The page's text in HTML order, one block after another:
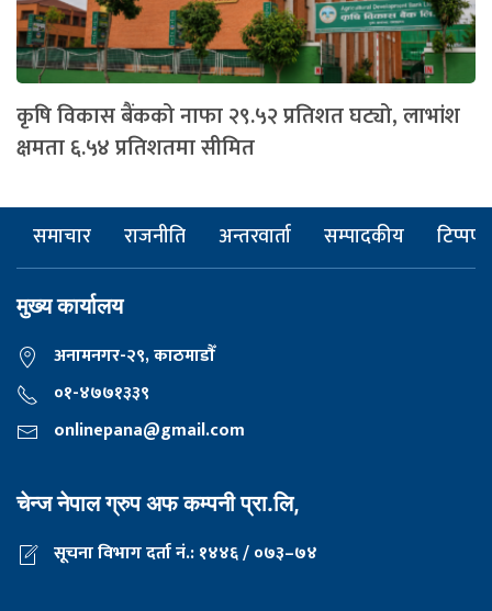
कृषि विकास बैंकको नाफा २९.५२ प्रतिशत घट्यो, लाभांश
क्षमता ६.५४ प्रतिशतमा सीमित
समाचार राजनीति अन्तरवार्ता सम्पादकीय टिप्पणी
मुख्य कार्यालय
अनामनगर-२९, काठमाडाैँ
०१-४७७१३३९
onlinepana@gmail.com
चेन्ज नेपाल ग्रुप अफ कम्पनी प्रा.लि,
सूचना विभाग दर्ता नं.: १४४६ / ०७३–७४